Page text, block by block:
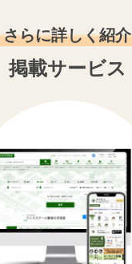
さらに詳しく紹介
掲載サービス